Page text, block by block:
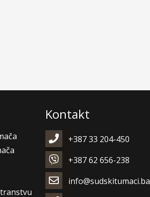
Kontakt
+387 33 204-450
+387 62 656-238
info@sudskitumaci.ba